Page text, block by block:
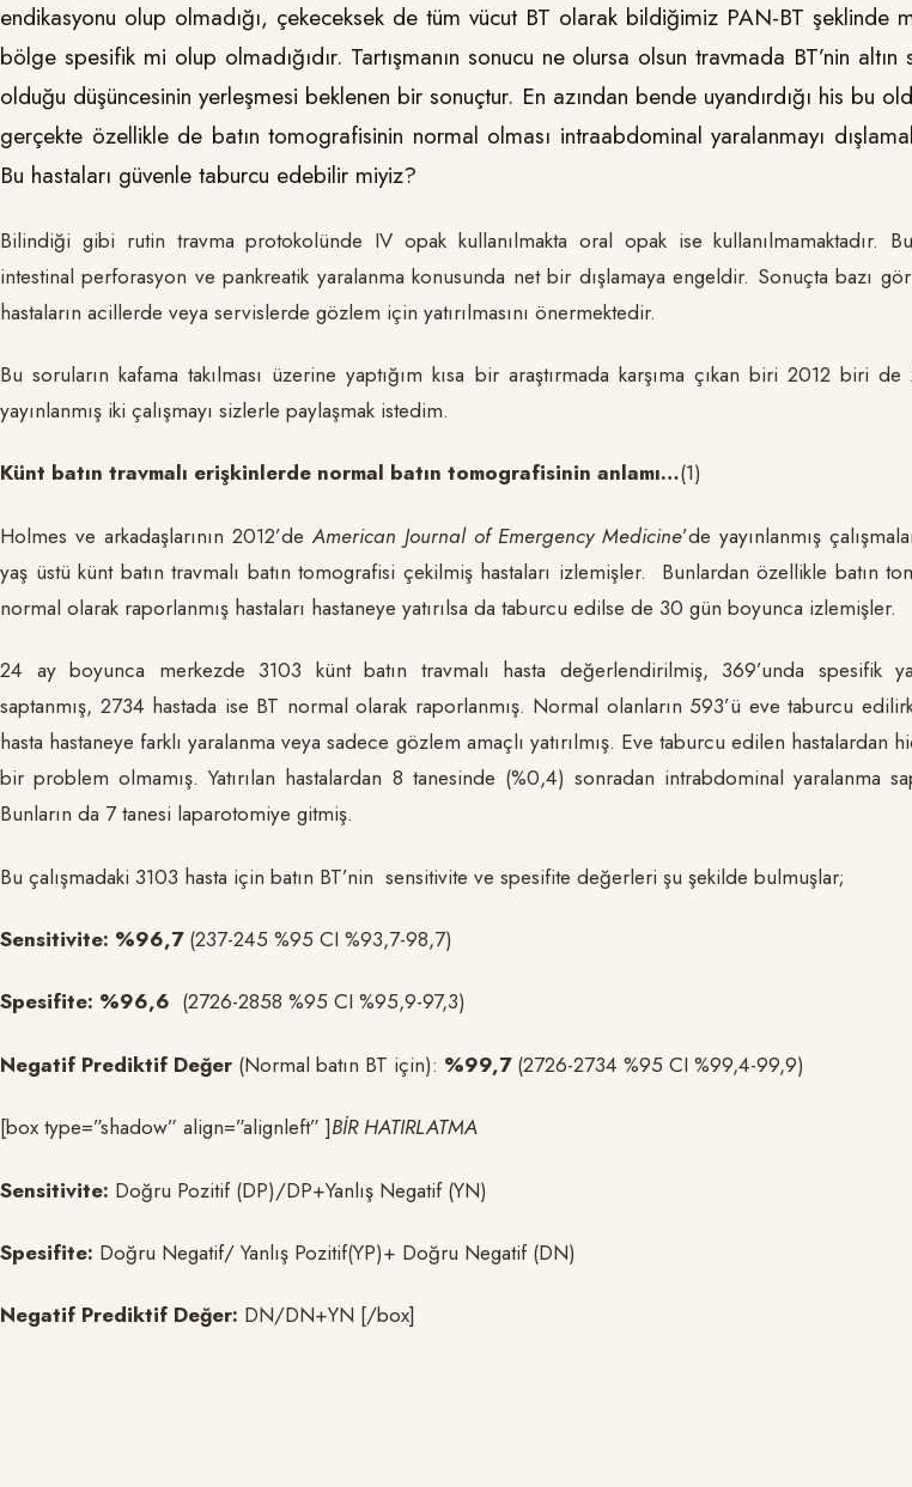
endikasyonu olup olmadığı, çekeceksek de tüm vücut BT olarak bildiğimiz PAN-BT şeklinde
bölge spesifik mi olup olmadığıdır. Tartışmanın sonucu ne olursa olsun travmada BT’nin altın
olduğu düşüncesinin yerleşmesi beklenen bir sonuçtur. En azından bende uyandırdığı his bu
gerçekte özellikle de batın tomografisinin normal olması intraabdominal yaralanmayı
Bu hastaları güvenle taburcu edebilir miyiz?
Bilindiği gibi rutin travma protokolünde IV opak kullanılmakta oral opak ise kullanılmamaktadır.
intestinal perforasyon ve pankreatik yaralanma konusunda net bir dışlamaya engeldir. Sonuçta bazı
hastaların acillerde veya servislerde gözlem için yatırılmasını önermektedir.
Bu soruların kafama takılması üzerine yaptığım kısa bir araştırmada karşıma çıkan biri 2012 biri de
yayınlanmış iki çalışmayı sizlerle paylaşmak istedim.
Künt batın travmalı erişkinlerde normal batın tomografisinin anlamı…(1)
Holmes ve arkadaşlarının 2012’deAmerican Journal of Emergency Medicine’de yayınlanmış
yaş üstü künt batın travmalı batın tomografisi çekilmiş hastaları izlemişler. Bunlardan özellikle batın
normal olarak raporlanmış hastaları hastaneye yatırılsa da taburcu edilse de 30 gün boyunca izlemişler.
24 ay boyunca merkezde 3103 künt batın travmalı hasta değerlendirilmiş, 369’unda spesifik
saptanmış, 2734 hastada ise BT normal olarak raporlanmış. Normal olanların 593’ü eve taburcu
hasta hastaneye farklı yaralanma veya sadece gözlem amaçlı yatırılmış. Eve taburcu edilen hastalardan
bir problem olmamış. Yatırılan hastalardan 8 tanesinde (%0,4) sonradan intrabdominal yaralanma
Bunların da 7 tanesi laparotomiye gitmiş.
Bu çalışmadaki 3103 hasta için batın BT’nin sensitivite ve spesifite değerleri şu şekilde bulmuşlar;
Sensitivite: %96,7(237-245 %95 CI %93,7-98,7)
Spesifite: %96,6 (2726-2858 %95 CI %95,9-97,3)
Negatif Prediktif Değer (Normal batın BT için): %99,7(2726-2734 %95 CI %99,4-99,9)
[box type=”shadow” align=”alignleft” ]BİR HATIRLATMA
Sensitivite: Doğru Pozitif (DP)/DP+Yanlış Negatif (YN)
Spesifite: Doğru Negatif/ Yanlış Pozitif(YP)+ Doğru Negatif (DN)
Negatif Prediktif Değer: DN/DN+YN [/box]